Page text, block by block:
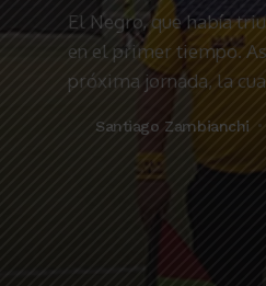
El Negro, que había
en el primer tiempo.
próxima jornada, la
Santiago Zambianchi